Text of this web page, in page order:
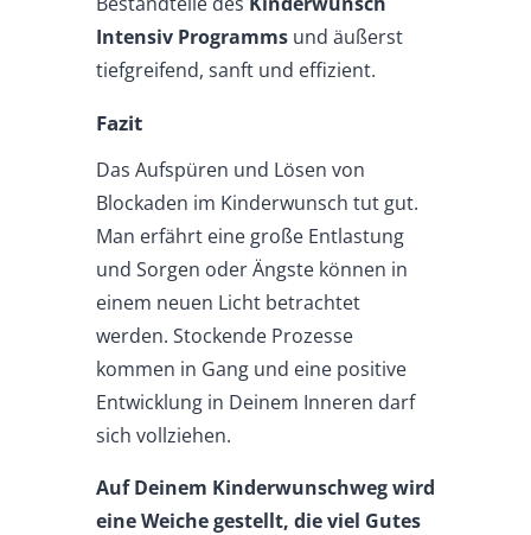
Intensiv Programms und äußerst
tiefgreifend, sanft und effizient.
Fazit
Das Aufspüren und Lösen von
Blockaden im Kinderwunsch tut gut.
Man erfährt eine große Entlastung
und Sorgen oder Ängste können in
einem neuen Licht betrachtet
werden. Stockende Prozesse
kommen in Gang und eine positive
Entwicklung in Deinem Inneren darf
sich vollziehen.
Auf Deinem Kinderwunschweg wird
eine Weiche gestellt, die viel Gutes